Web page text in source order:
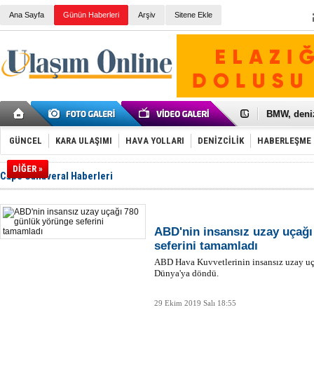
Ana Sayfa Günün Haberleri Arşiv Sitene Ekle
Galataport
BMW,
Kiralık
VW'de üst
Ünye
Otomobil
HAVAŞ 21
'Jet uçak'
GÜNCEL KARA ULAŞIMI HAVA YOLLARI DENİZCİLİK HABERLEŞME
DİĞER »
Cape Canaveral Haberleri
ABD'nin insansız uzay
seferini tamamladı
ABD Hava Kuvvetlerinin insansız uzay
Dünya'ya döndü.
29 Ekim 2019 Salı 18:55